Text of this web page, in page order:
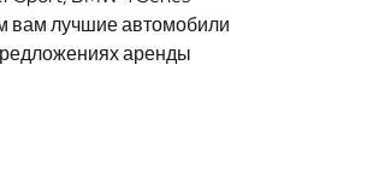
вам лучшие автомобили
аренды